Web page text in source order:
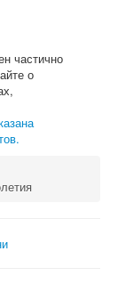
частично
о